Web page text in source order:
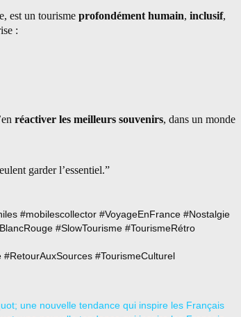
est un tourisme profondément humain, inclusif,
:
réactiver les meilleurs souvenirs, dans un monde
garder l’essentiel.”
#mobilescollector #VoyageEnFrance #Nostalgie
#SlowTourisme #TourismeRétro
#TourismeCulturel